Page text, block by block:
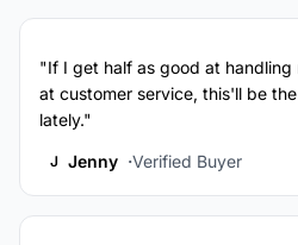
"If I get half as good at handling
at customer service, this'll be
lately."
J Jenny Verified Buyer